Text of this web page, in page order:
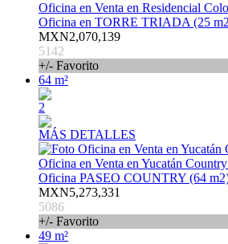
Oficina en Venta en Residencial
Oficina en TORRE TRIADA (25
MXN2,070,139
5142
+/- Favorito
64 m²
2
MÁS DETALLES
Oficina en Venta en Yucatán
Oficina PASEO COUNTRY (64
MXN5,273,331
5086
+/- Favorito
49 m²